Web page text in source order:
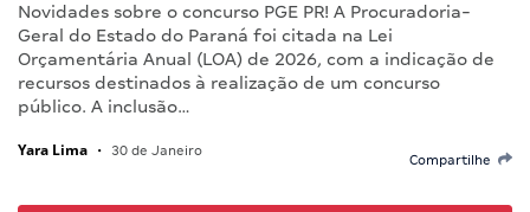
Novidades sobre o concurso PGE PR! A Procuradoria-
Geral do Estado do Paraná foi citada na Lei
Orçamentária Anual (LOA) de 2026, com a indicação de
recursos destinados à realização de um concurso
público. A inclusão…
Yara Lima • 30 de Janeiro
Compartilhe